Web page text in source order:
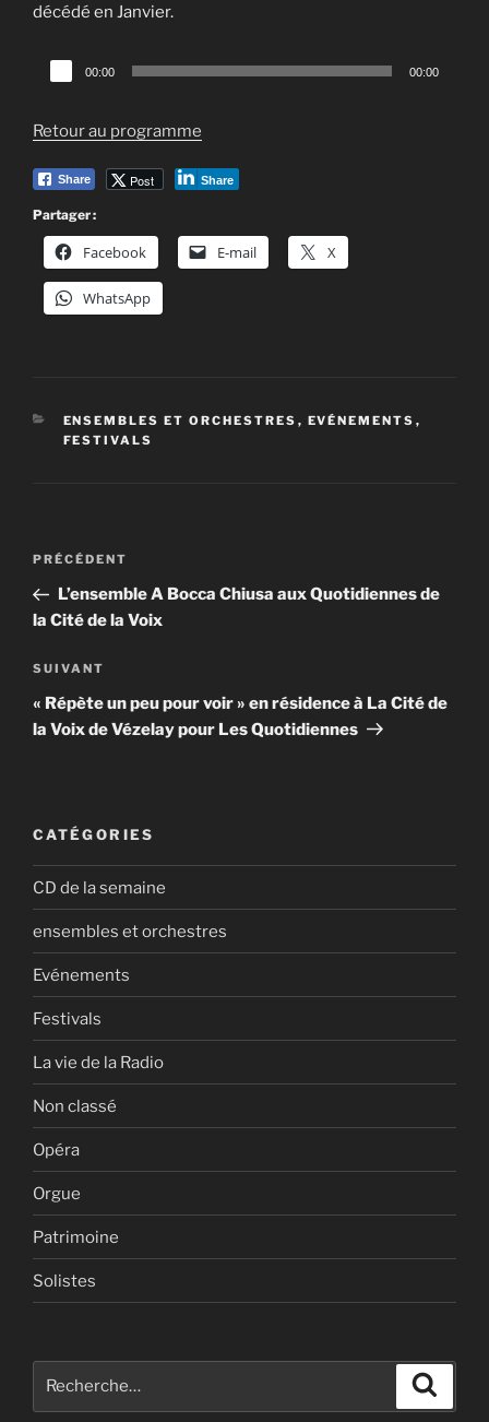
décédé en Janvier.
Lecteur
audio
00:00 00:00
Retour au programme
Share Post Share
Partager :
Facebook E-mail X
WhatsApp
CATÉGORIES
ENSEMBLES ET ORCHESTRES , EVÉNEMENTS ,
FESTIVALS
Navigation
l’article
Article
précédent
PRÉCÉDENT
L’ensemble A Bocca Chiusa aux Quotidiennes de
la Cité de la Voix
Article
suivant
SUIVANT
« Répète un peu pour voir » en résidence à La Cité de
la Voix de Vézelay pour Les Quotidiennes
CATÉGORIES
CD de la semaine
ensembles et orchestres
Evénements
Festivals
La vie de la Radio
Non classé
Opéra
Orgue
Patrimoine
Solistes